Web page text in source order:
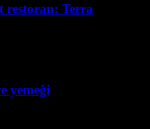
restoran: Terra
yemeği